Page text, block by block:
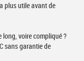
plus utile avant de
long, voire compliqué ?
sans garantie de